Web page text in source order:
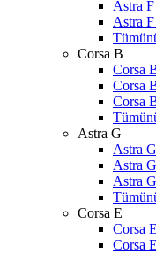
Astra
Astra
Corsa B
Corsa
Corsa
Corsa
Astra G
Astra
Astra
Astra
Corsa E
Corsa
Corsa